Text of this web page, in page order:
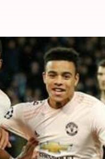
में इंग्लिश साइड
लेग में यूनाइटेड ने